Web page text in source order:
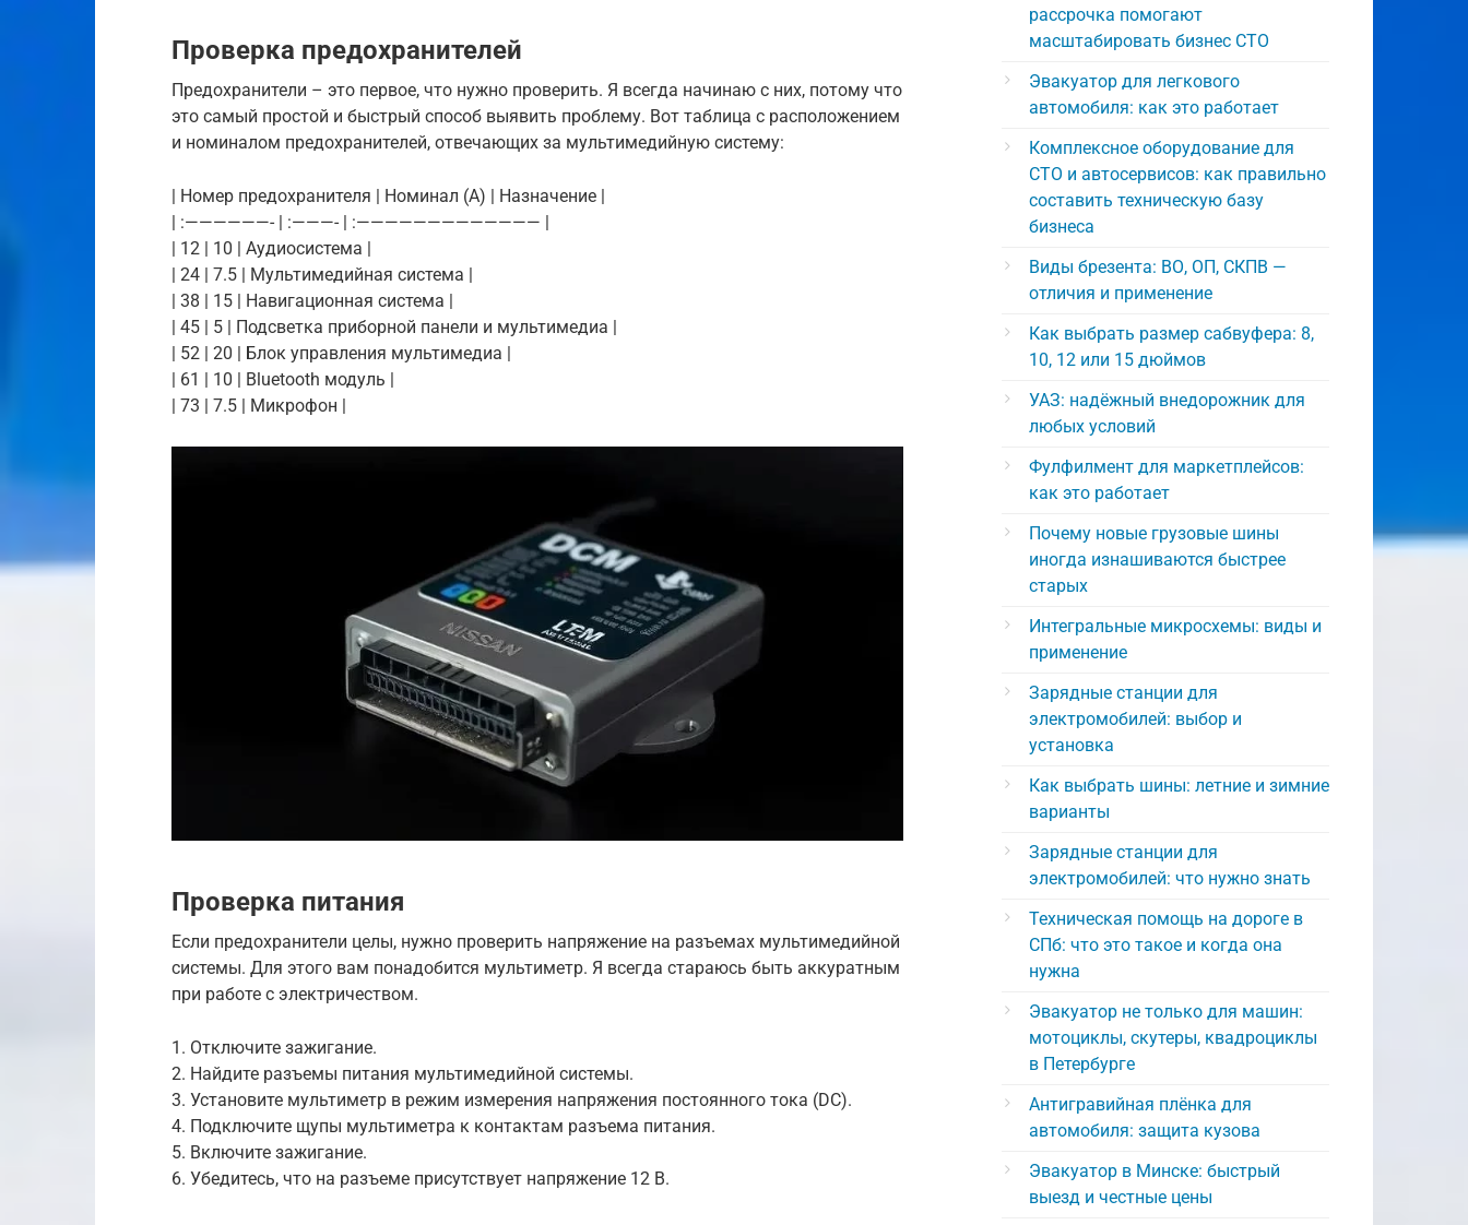
Проверка предохранителей
Предохранители – это первое, что нужно проверить. Я всегда начинаю с них, потому что
это самый простой и быстрый способ выявить проблему. Вот таблица с расположением
и номиналом предохранителей, отвечающих за мультимедийную систему:
| Номер предохранителя | Номинал (А) | Назначение |
| :——————- | :———- | :————————————— |
| 12 | 10 | Аудиосистема |
| 24 | 7.5 | Мультимедийная система |
| 38 | 15 | Навигационная система |
| 45 | 5 | Подсветка приборной панели и мультимедиа |
| 52 | 20 | Блок управления мультимедиа |
| 61 | 10 | Bluetooth модуль |
| 73 | 7.5 | Микрофон |
Проверка питания
Если предохранители целы, нужно проверить напряжение на разъемах мультимедийной
системы. Для этого вам понадобится мультиметр. Я всегда стараюсь быть аккуратным
при работе с электричеством.
1. Отключите зажигание.
2. Найдите разъемы питания мультимедийной системы.
3. Установите мультиметр в режим измерения напряжения постоянного тока (DC).
4. Подключите щупы мультиметра к контактам разъема питания.
5. Включите зажигание.
6. Убедитесь, что на разъеме присутствует напряжение 12 В.
рассрочка помогают
масштабировать бизнес СТО
Эвакуатор для легкового
автомобиля: как это работает
Комплексное оборудование для
СТО и автосервисов: как правильно
составить техническую базу
бизнеса
Виды брезента: ВО, ОП, СКПВ —
отличия и применение
Как выбрать размер сабвуфера: 8,
10, 12 или 15 дюймов
УАЗ: надёжный внедорожник для
любых условий
Фулфилмент для маркетплейсов:
как это работает
Почему новые грузовые шины
иногда изнашиваются быстрее
старых
Интегральные микросхемы: виды и
применение
Зарядные станции для
электромобилей: выбор и
установка
Как выбрать шины: летние и зимние
варианты
Зарядные станции для
электромобилей: что нужно знать
Техническая помощь на дороге в
СПб: что это такое и когда она
нужна
Эвакуатор не только для машин:
мотоциклы, скутеры, квадроциклы
в Петербурге
Антигравийная плёнка для
автомобиля: защита кузова
Эвакуатор в Минске: быстрый
выезд и честные цены